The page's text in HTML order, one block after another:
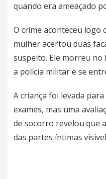
quando era ameaçado
O crime aconteceu logo
mulher acertou duas
suspeito. Ele morreu no
a polícia militar e se
A criança foi levada
exames, mas uma
de socorro revelou que
das partes íntimas